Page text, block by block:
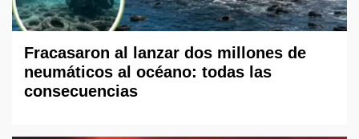
Fracasaron al lanzar dos millones de
neumáticos al océano: todas las
consecuencias